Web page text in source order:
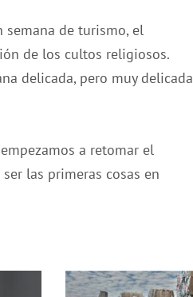
de turismo, el
de los cultos religiosos.
delicada, pero muy delicada
a retomar el
las primeras cosas en